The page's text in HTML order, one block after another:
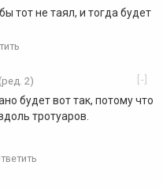
тот не таял, и тогда будет
[-]
(ред. 2)
будет вот так, потому что
тротуаров.